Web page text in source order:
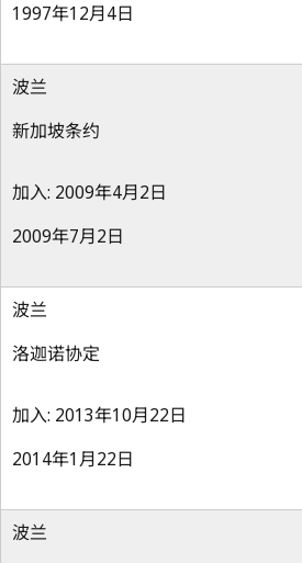
1997年12月4日
波兰
新加坡条约
加入: 2009年4月2日
2009年7月2日
波兰
洛迦诺协定
加入: 2013年10月22日
2014年1月22日
波兰